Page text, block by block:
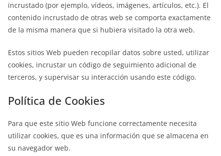
incrustado (por ejemplo, vídeos, imágenes, artículos, etc.). El
contenido incrustado de otras web se comporta exactamente
de la misma manera que si hubiera visitado la otra web.
Estos sitios Web pueden recopilar datos sobre usted, utilizar
cookies, incrustar un código de seguimiento adicional de
terceros, y supervisar su interacción usando este código.
Política de Cookies
Para que este sitio Web funcione correctamente necesita
utilizar cookies, que es una información que se almacena en
su navegador web.